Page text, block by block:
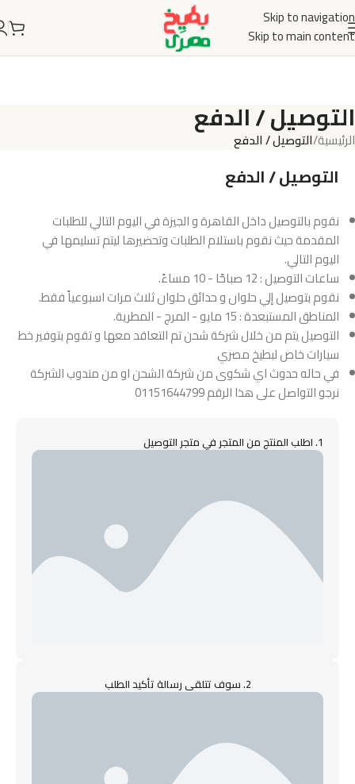
Skip to navigation
Skip to main content
التوصيل / الدفع
الرئيسية/التوصيل / الدفع
التوصيل / الدفع
نقوم بالتوصيل داخل القاهرة و الجيزة في اليوم التالي للطلبات
المقدمة حيث نقوم باستلام الطلبات وتحضيرها ليتم تسليمها في
اليوم التالي.
ساعات التوصيل : 12 صباحًا - 10 مساءً.
نقوم بتوصيل إلي حلوان و حدائق حلوان ثلاث مرات اسبوعياً فقط.
المناطق المستبعدة : 15 مايو - المرج - المطرية.
التوصيل يتم من خلال شركة شحن تم التعاقد معها و تقوم بتوفير خط
سيارات خاص لبطيخ مصري
في حاله حدوث اي شكوى من شركة الشحن او من مندوب الشركة
نرجو التواصل على هذا الرقم 01151644799
1. اطلب المنتج من المتجر في متجر التوصيل
2. سوف تتلقى رسالة تأكيد الطلب